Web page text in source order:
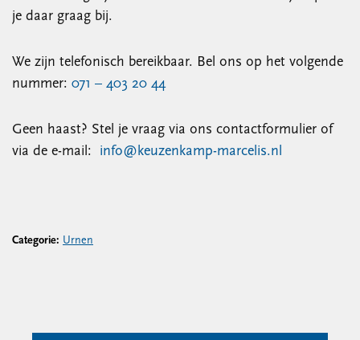
je daar graag bij.
We zijn telefonisch bereikbaar. Bel ons op het volgende
nummer: 071 – 403 20 44
Geen haast? Stel je vraag via ons contactformulier of
via de e-mail: info@keuzenkamp-marcelis.nl
Categorie: Urnen